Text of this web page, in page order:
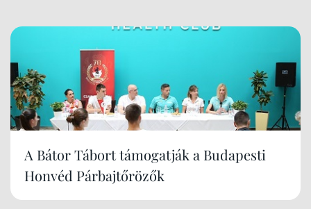
A Bátor Tábort támogatják a Budapesti
Honvéd Párbajtőrözők